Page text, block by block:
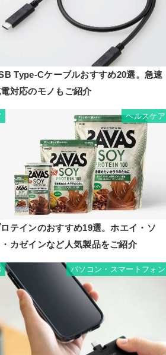
Type-Cケーブルおすすめ20選。急速
対応のモノもご紹介
ヘルスケア
テインのおすすめ19選。ホエイ・ソ
カゼインなど人気製品をご紹介
パソコン・スマートフォン